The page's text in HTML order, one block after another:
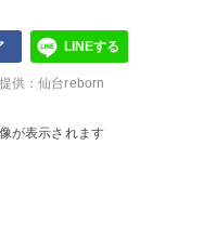
LINEする
供：仙台reborn
が表示されます